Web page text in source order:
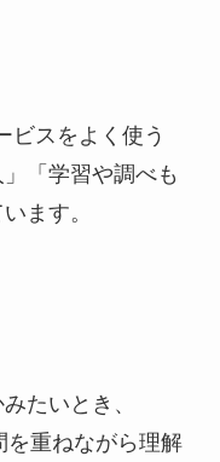
ビスをよく使う
「学習や調べも
ます。
たいとき、
を重ねながら理解